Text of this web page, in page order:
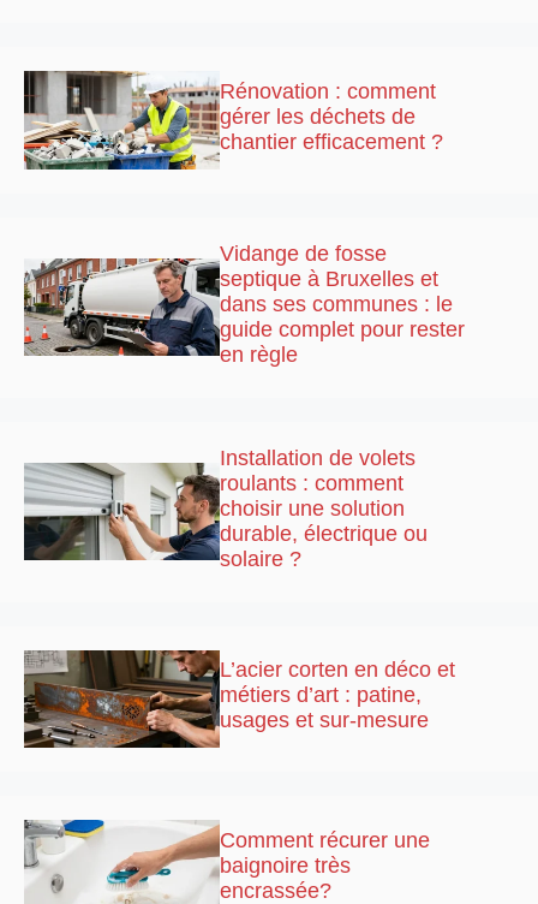
Rénovation : comment
gérer les déchets de
chantier efficacement ?
Vidange de fosse
septique à Bruxelles et
dans ses communes : le
guide complet pour rester
en règle
Installation de volets
roulants : comment
choisir une solution
durable, électrique ou
solaire ?
L’acier corten en déco et
métiers d’art : patine,
usages et sur-mesure
Comment récurer une
baignoire très
encrassée?